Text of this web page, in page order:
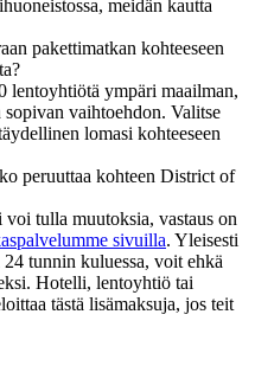
meidän kautta
pakettimatkan kohteeseen
ympäri maailman,
vaihtoehdon. Valitse
lomasi kohteeseen
peruuttaa kohteen District of
tulla muutoksia, vastaus on
sivuilla. Yleisesti
tunnin kuluessa, voit ehkä
Hotelli, lentoyhtiö tai
tästä lisämaksuja, jos teit